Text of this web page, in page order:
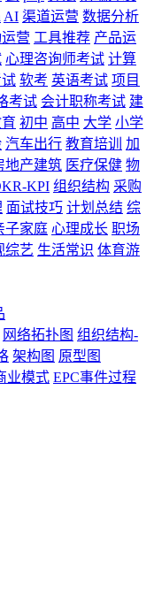
AI 渠道运营 数据分析
营 工具推荐 产品运
心理咨询师考试 计算
软考 英语考试 项目
考试 会计职称考试 建
初中 高中 大学 小学
汽车出行 教育培训
加
地产建筑 医疗保健 物
KPI 组织结构 采购
面试技巧 计划总结 综
子家庭 心理成长 职场
综艺 生活常识 体育游
网络拓扑图 组织结构-
架构图 原型图
业模式 EPC事件过程